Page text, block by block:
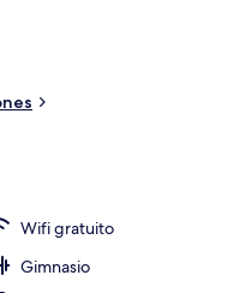
Wifi gratuito
Gimnasio